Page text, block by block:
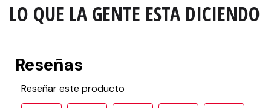
LO QUE LA GENTE ESTA DICIENDO